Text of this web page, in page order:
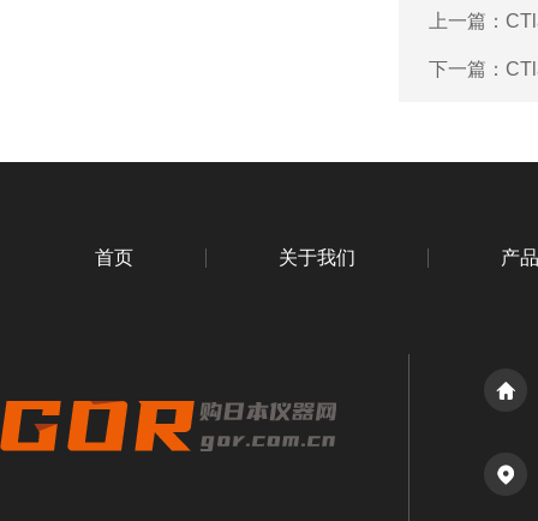
上一篇：
下一篇：
首页 关于我们 产